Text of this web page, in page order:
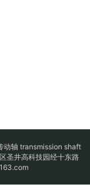
动轴 transmission shaft
圣井高科技园经十东路